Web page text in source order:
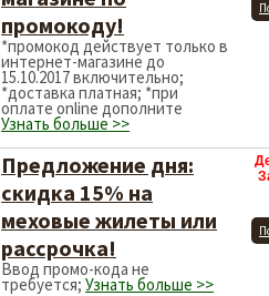
промокоду!
*промокод действует только в
интернет-магазине до
15.10.2017 включительно;
*доставка платная; *при
оплате online дополните
Узнать больше >>
Предложение дня:
скидка 15% на
меховые жилеты или
рассрочка!
Ввод промо-кода не
требуется; Узнать больше >>